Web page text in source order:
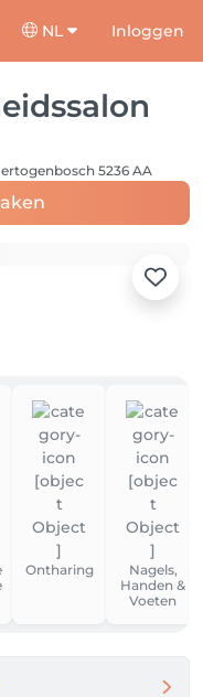
NL Inloggen
5236 AA
Ontharing
Nagels,
Handen &
Voeten